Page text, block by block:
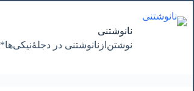
به
محتوا
نانوشتنی
نوشتن‌از‌نانوشتنی‌ در‌ دجلۀنیکی‌ها*